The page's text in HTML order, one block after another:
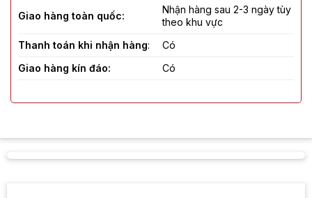
Giao hàng toàn quốc:
Nhận hàng sau 2-3 ngày tùy
theo khu vực
Thanh toán khi nhận hàng:
Có
Giao hàng kín đáo:
Có